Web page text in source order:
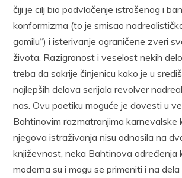
čiji je cilj bio podvlačenje istrošenog i
konformizma (to je smisao
gomilu“) i isterivanje ograničene zveri
života. Razigranost i veselost nekih
treba da sakrije činjenicu kako je u
najlepših delova serijala revolver
nas. Ovu poetiku moguće je dovesti u
Bahtinovim razmatranjima karnevalske
njegova istraživanja nisu odnosila na
književnost, neka Bahtinova određenja
moderna su i mogu se primeniti i na dela